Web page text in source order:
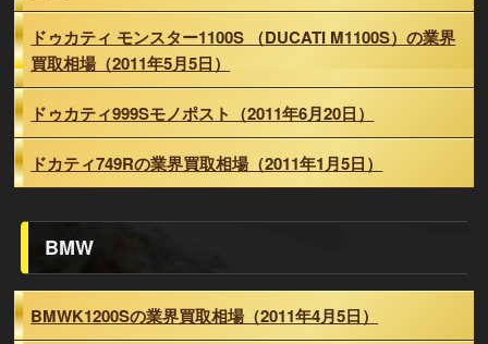
ドゥカティ モンスター1100S （DUCATI M1100S）の業界
買取相場（2011年5月5日）
ドゥカティ999Sモノポスト（2011年6月20日）
ドカティ749Rの業界買取相場（2011年1月5日）
BMW
BMWK1200Sの業界買取相場（2011年4月5日）